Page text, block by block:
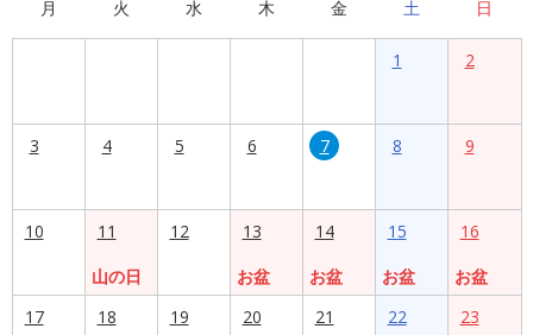
月 火 水 木 金 土 日
1 2
3 4 5 6 7 8 9
10
11
山の日
12
13
お盆
14
お盆
15
お盆
16
お盆
17
18 19 20 21 22 23